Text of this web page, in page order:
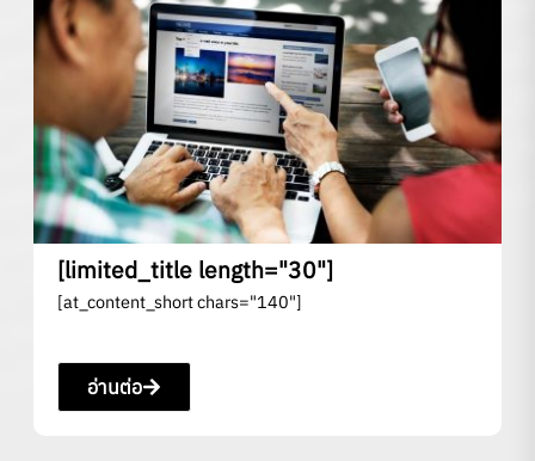
[limited_title length="30"]
[at_content_short chars="140"]
อ่านต่อ